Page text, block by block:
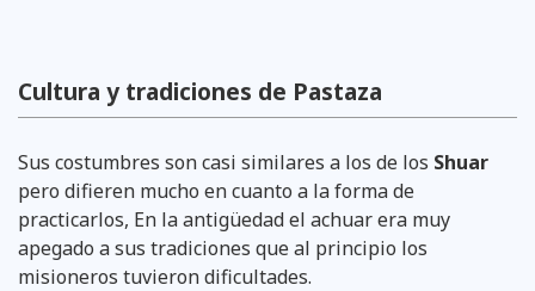
Cultura y tradiciones de Pastaza
Sus costumbres son casi similares a los de los Shuar
pero difieren mucho en cuanto a la forma de
practicarlos, En la antigüedad el achuar era muy
apegado a sus tradiciones que al principio los
misioneros tuvieron dificultades.